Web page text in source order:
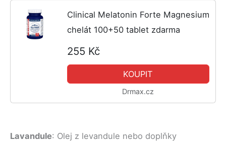
Clinical Melatonin Forte Magnesium
chelát 100+50 tablet zdarma
255 Kč
KOUPIT
Drmax.cz
Lavandule: Olej z levandule nebo doplňky